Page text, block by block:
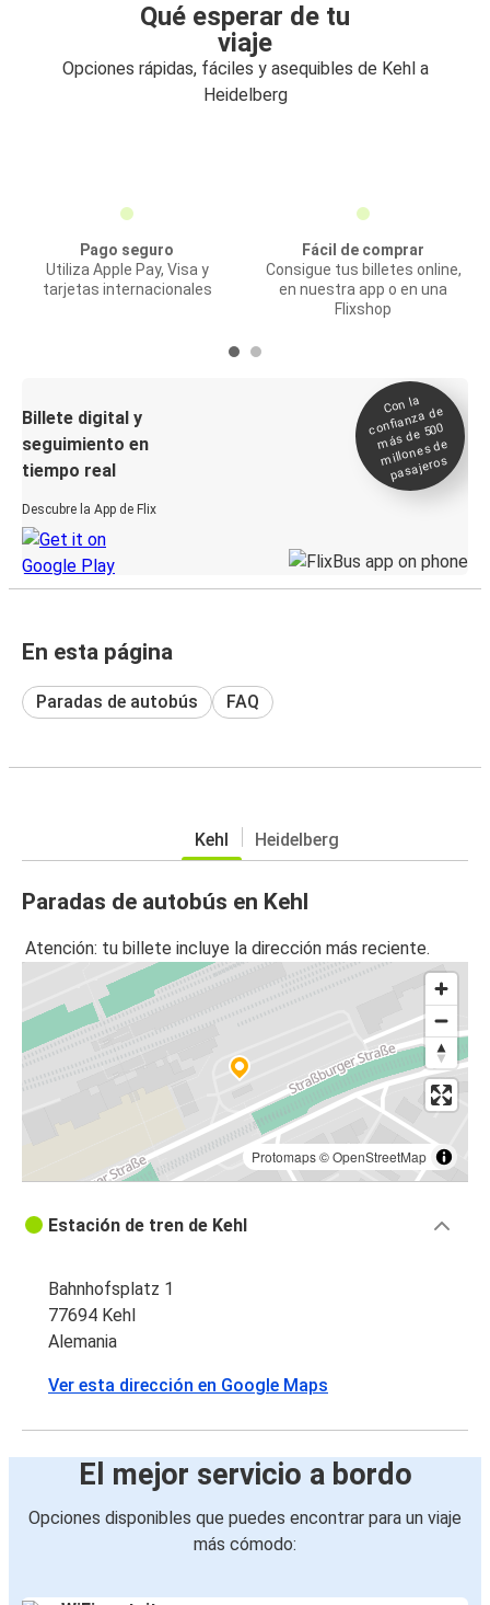
Qué esperar de tu
viaje
Opciones rápidas, fáciles y asequibles de Kehl a
Heidelberg
Pago seguro
Utiliza Apple Pay, Visa y
tarjetas internacionales
Fácil de comprar
Consigue tus billetes online,
en nuestra app o en una
Flixshop
Billete digital y
seguimiento en
tiempo real
Descubre la App de Flix
Con la
confianza de
más de 500
millones de
pasajeros
En esta página
Paradas de autobús FAQ
Kehl Heidelberg
Paradas de autobús en Kehl
Atención: tu billete incluye la dirección más reciente.
Protomaps©OpenStreetMap
Estación de tren de Kehl
Bahnhofsplatz 1
77694 Kehl
Alemania
Ver esta dirección en Google Maps
El mejor servicio a bordo
Opciones disponibles que puedes encontrar para un viaje
más cómodo: